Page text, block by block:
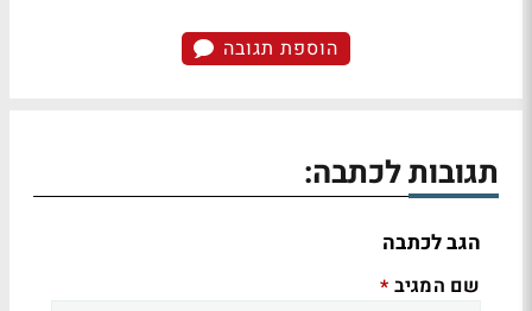
הוספת תגובה
תגובות לכתבה:
הגב לכתבה
שם המגיב *